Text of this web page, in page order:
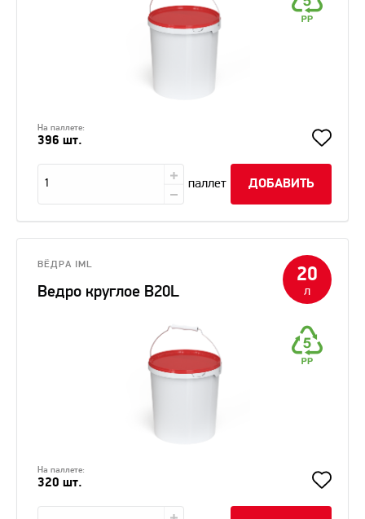
На паллете:
396 шт.
паллет ДОБАВИТЬ
20
л
ВЁДРА IML
Ведро круглое В20L
На паллете:
320 шт.